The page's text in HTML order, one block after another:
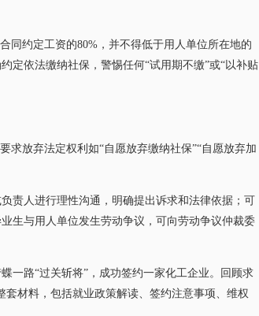
约定工资的80%，并不得低于用人单位所在地的
定依法缴纳社保，警惕任何“试用期不缴”或“以补贴
放弃法定权利如“自愿放弃缴纳社保”“自愿放弃加
人进行理性沟通，明确提出诉求和法律依据；可
生与用人单位发生劳动争议，可向劳动争议仲裁委
路“过关斩将”，成功签约一家化工企业。回顾求
材料，包括就业政策解读、签约注意事项、维权